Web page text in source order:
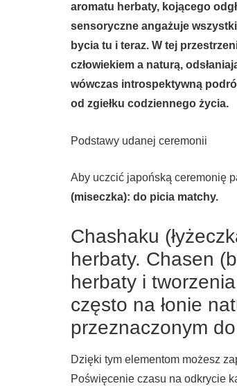
aromatu herbaty, kojącego
sensoryczne angażuje
bycia tu i teraz. W tej
człowiekiem a naturą,
wówczas introspektywną
od zgiełku codziennego życia.
Podstawy udanej ceremonii
Aby uczcić japońską ceremonię
(miseczka): do picia matchy.
Chashaku
herbaty. Chasen
herbaty i
często na łonie
przeznaczonym
Dzięki tym elementom możesz
Poświęcenie czasu na odkrycie